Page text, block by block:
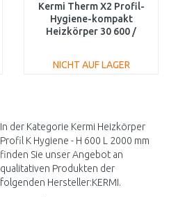
Kermi Therm X2 Profil-
Hygiene-kompakt
Heizkörper 30 600 /
NICHT AUF LAGER
Vergleichen
In der Kategorie Kermi Heizkörper
Profil K Hygiene - H 600 L 2000 mm
finden Sie unser Angebot an
qualitativen Produkten der
folgenden Hersteller:KERMI.